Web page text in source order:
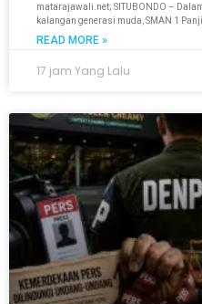
matarajawali.net; SITUBONDO –
kalangan generasi muda, SMAN 1 Panji,
READ MORE »
17 jam Yang Lalu